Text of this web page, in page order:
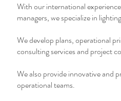
With our international
managers, we specialize in
We develop plans, operational
consulting services and project
We also provide innovative and
operational teams.